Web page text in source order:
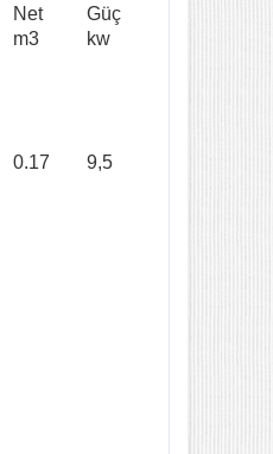
Net
m3
Güç
kw
0.17 9,5